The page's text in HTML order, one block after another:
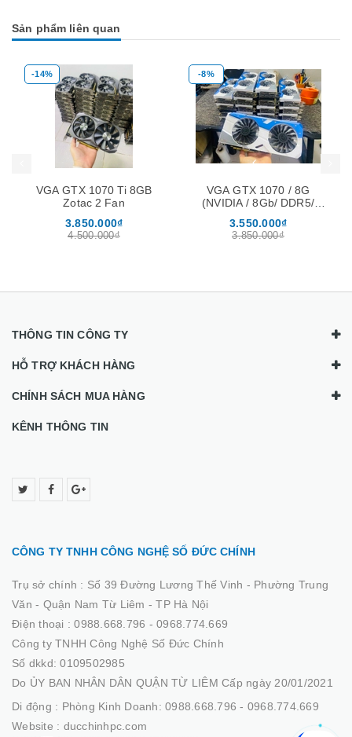
Sản phẩm liên quan
-14%
VGA GTX 1070 Ti 8GB
Zotac 2 Fan
3.850.000₫
4.500.000₫
-8%
VGA GTX 1070 / 8G
(NVIDIA / 8Gb/ DDR5/
3.550.000₫
3.850.000₫
Mua hàng
THÔNG TIN CÔNG TY
HỖ TRỢ KHÁCH HÀNG
CHÍNH SÁCH MUA HÀNG
KÊNH THÔNG TIN
CÔNG TY TNHH CÔNG NGHỆ SỐ ĐỨC CHÍNH
Trụ sở chính : Số 39 Đường Lương Thế Vinh - Phường Trung
Văn - Quận Nam Từ Liêm - TP Hà Nội
Điện thoại :0988.668.796 - 0968.774.669
Công ty TNHH Công Nghệ Số Đức Chính
Số dkkd: 0109502985
Do ỦY BAN NHÂN DÂN QUẬN TỪ LIÊM Cấp ngày 20/01/2021
Di động : Phòng Kinh Doanh: 0988.668.796 - 0968.774.669
Website : ducchinhpc.com